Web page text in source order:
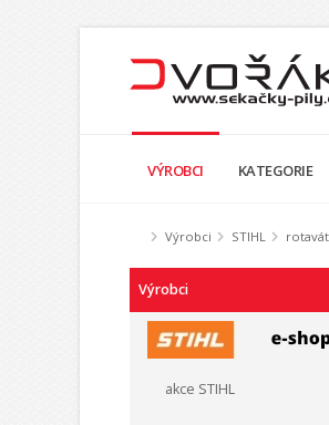
VÝROBCI KATEGORIE
Výrobci STIHL
Výrobci
akce STIHL